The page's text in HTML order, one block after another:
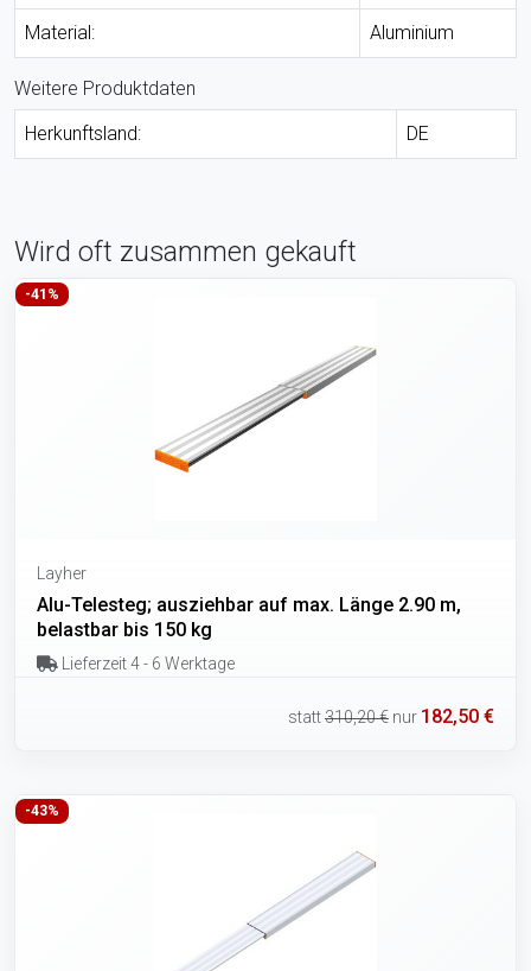
Material: Aluminium
Weitere Produktdaten
Herkunftsland:
DE
Wird oft zusammen gekauft
-41%
Layher
Alu-Telesteg; ausziehbar auf max. Länge 2.90 m,
belastbar bis 150 kg
Lieferzeit 4 - 6 Werktage
statt310,20 € nur 182,50 €
-43%